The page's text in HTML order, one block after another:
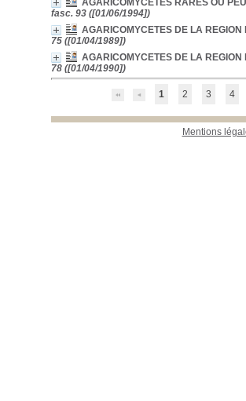
AGARICOMYCETES RARES OU
fasc. 93 ([01/06/1994])
AGARICOMYCETES DE LA
75 ([01/04/1989])
AGARICOMYCETES DE LA
78 ([01/04/1990])
1 2 3 4
Mentions